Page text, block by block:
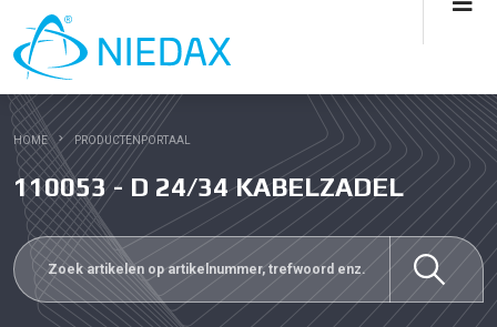
HOME PRODUCTENPORTAAL
110053 - D 24/34 KABELZADEL